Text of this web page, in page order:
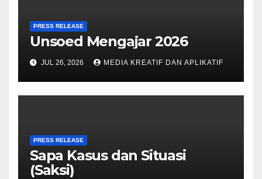
PRESS RELEASE
Unsoed Mengajar 2026
JUL 26, 2026 MEDIA KREATIF DAN APLIKATIF
PRESS RELEASE
Sapa Kasus dan Situasi
(Saksi)